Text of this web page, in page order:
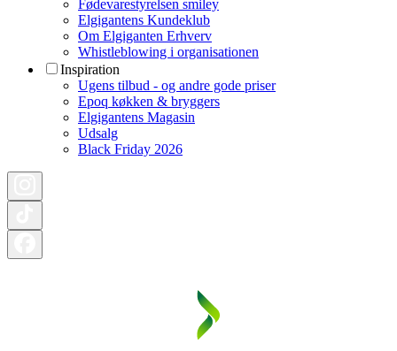
Fødevarestyrelsen smiley
Elgigantens Kundeklub
Om Elgiganten Erhverv
Whistleblowing i organisationen
Inspiration
Ugens tilbud - og andre gode priser
Epoq køkken & bryggers
Elgigantens Magasin
Udsalg
Black Friday 2026